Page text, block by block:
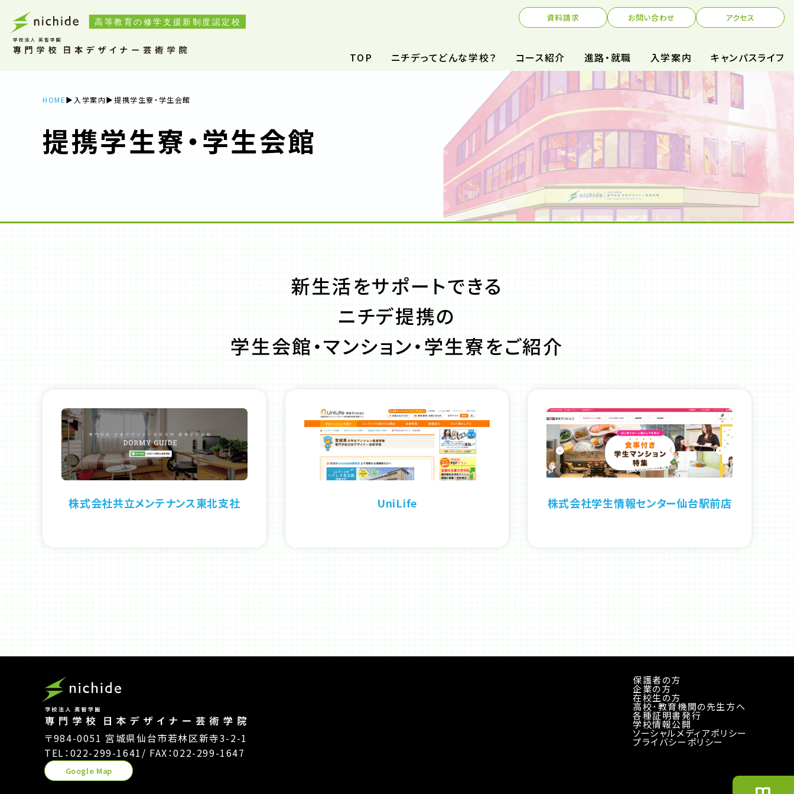
TOP ニチデってどんな学校？ コース紹介 進路・就職 入学案内 キャンパスライフ
資料請求 お問い合わせ アクセス
HOME 入学案内 提携学生寮・学生会館
提携学生寮・学生会館
新生活をサポートできる
ニチデ提携の
学生会館・マンション・学生寮をご紹介
株式会社共立メンテナンス東北支社 UniLife 株式会社学生情報センター仙台駅前店
〒984-0051 宮城県仙台市若林区新寺3-2-1
TEL：022-299-1641 / FAX：022-299-1647
Google Map
保護者の方
企業の方
在校生の方
高校･教育機関の先生方へ
各種証明書発行
学校情報公開
ソーシャルメディアポリシー
プライバシーポリシー